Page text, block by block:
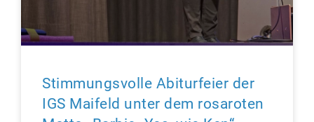
Stimmungsvolle Abiturfeier der
IGS Maifeld unter dem rosaroten